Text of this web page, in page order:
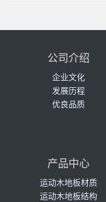
公司介绍
企业文化
发展历程
优良品质
产品中心
运动木地板材质
运动木地板结构